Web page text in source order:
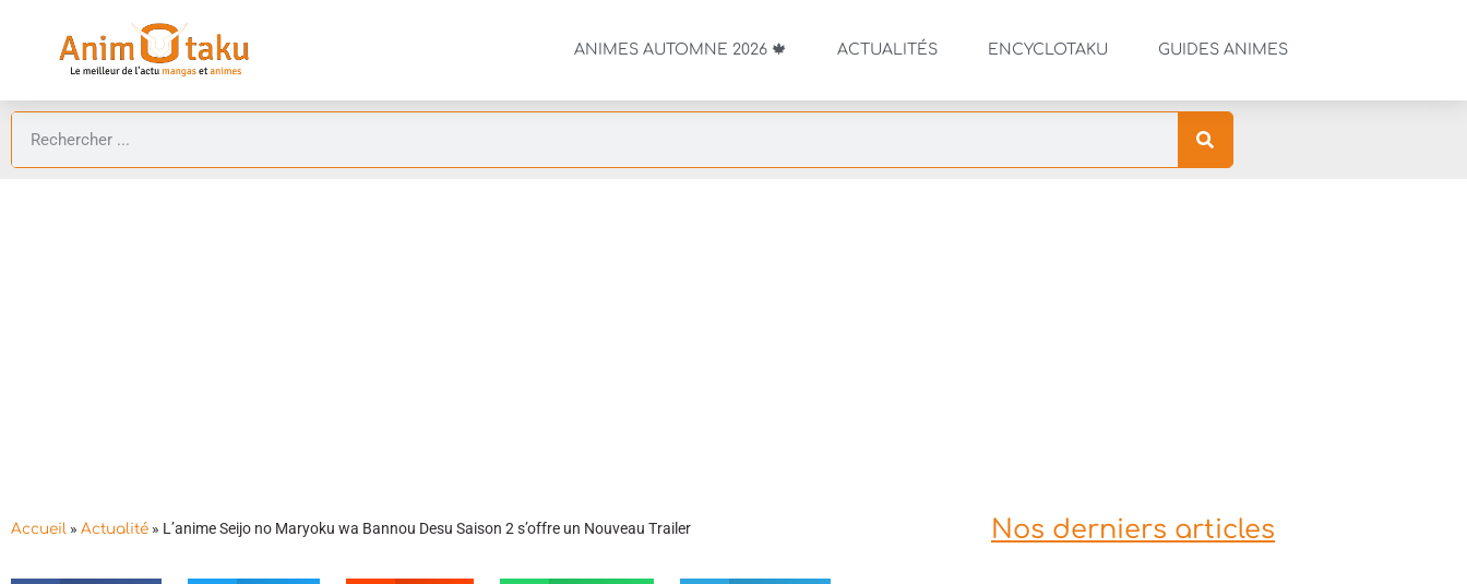
ANIMES AUTOMNE 2026 🍁 ACTUALITÉS ENCYCLOTAKU GUIDES ANIMES
Accueil » Actualité » L’anime Seijo no Maryoku wa Bannou Desu Saison 2 s’offre un Nouveau Trailer Nos derniers articles